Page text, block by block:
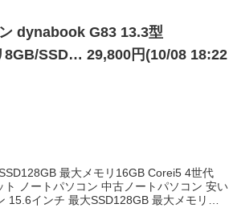
dynabook G83 13.3型
8GB/SSD… 29,800円(10/08 18:22
最大メモリ16GB Corei5 4世代
ノートパソコン 中古ノートパソコン 安い
15.6インチ 最大SSD128GB 最大メモリ